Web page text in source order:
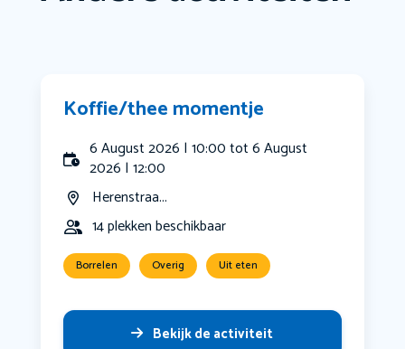
Koffie/thee momentje
6 August 2026 | 10:00 tot 6 August
2026 | 12:00
Herenstraa...
14 plekken beschikbaar
Borrelen Overig Uit eten
Bekijk de activiteit